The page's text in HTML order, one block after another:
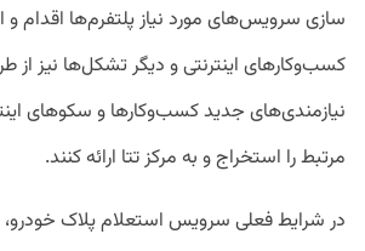
سازی سرویس‌های مورد نیاز پلتفرم‌ها اقدام
کسب‌وکارهای اینترنتی و دیگر تشکل­‌ها نیز از
نیازمندی‌­های جدید کسب‌وکارها و سکوهای
مرتبط را استخراج و به مرکز تتا ارائه کنند.
در شرایط فعلی سرویس استعلام پلاک